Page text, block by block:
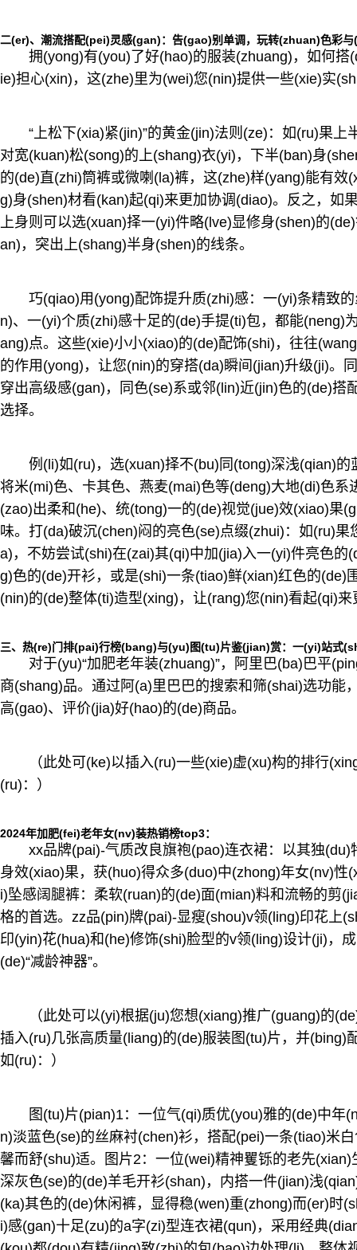
二(er)、潮流搭配(pei)灵感(gan)：告(gao)别单调，玩转(zhuan)色彩
拥(yong)有(you)了好(hao)的服装(zhuang)，如何
ie)担心(xin)，这(zhe)里为(wei)您(nin)提供一些(xie)实
“上松下(xia)紧(jin)”的黄金(jin)法则(ze)：如(ru)果
对宽(kuan)松(song)的上(shang)衣(yi)，下半(ban)身
的(de)直(zhi)筒裤或微喇(la)裤，这(zhe)样(yang)能有
g)身(shen)材看(kan)起(qi)来更加协调(diao)。反之，如
上身则可以选(xuan)择一(yi)件略(lve)显修身(shen)的
an)，突出上(shang)半身(shen)的线条。
巧(qiao)用(yong)配饰提升质(zhi)感：一(yi)条精致
n)、一(yi)个质(zhi)感十足的(de)手提(ti)包，都能(neng)
ang)点。这些(xie)小小(xiao)的(de)配饰(shi)，往往
的作用(yong)，让您(nin)的穿搭(da)瞬间(jian)升级(ji)。
穿出高级感(gan)，同色(se)系或邻(lin)近(jin)色的(de)搭
选择。
例(li)如(ru)，选(xuan)择不(bu)同(tong)深浅(qian)
将米(mi)色、卡其色、燕麦(mai)色等(deng)大地(di)色
(zao)出柔和(he)、统(tong)一的(de)视觉(jue)效(xiao)果
味。打(da)破沉(chen)闷的亮色(se)点缀(zhui)：如(ru)
a)，不妨尝试(shi)在(zai)其(qi)中加(jia)入一(yi)件亮色的
g)色的(de)开衫，或是(shi)一条(tiao)鲜(xian)红色的(de)
(nin)的(de)整体(ti)造型(xing)，让(rang)您(nin)看起(qi)
三、热(re)门排(pai)行榜(bang)与(yu)图(tu)片鉴(jian)赏：一(yi)站式
对于(yu)“加肥老年装(zhuang)”，阿里巴(ba)巴平
商(shang)品。通过阿(a)里巴巴的搜索和筛(shai)选功能
高(gao)、评价(jia)好(hao)的(de)商品。
（此处可(ke)以插入(ru)一些(xie)虚(xu)构的排行
(ru)：）
2024年加肥(fei)老年女(nv)装热销榜top3：
xx品牌(pai)-气质改良旗袍(pao)连衣裙：以其独
身效(xiao)果，获(huo)得众多(duo)中(zhong)年女(nv)
i)坠感阔腿裤：柔软(ruan)的(de)面(mian)料和流畅的剪
格的首选。zz品(pin)牌(pai)-显瘦(shou)v领(ling)印花上
印(yin)花(hua)和(he)修饰(shi)脸型的v领(ling)设计(ji)，
(de)“减龄神器”。
（此处可以(yi)根据(ju)您想(xiang)推广(guang)的
插入(ru)几张高质量(liang)的(de)服装图(tu)片，并(bing)
如(ru)：）
图(tu)片(pian)1：一位气(qi)质优(you)雅的(de)中年
n)淡蓝色(se)的丝麻衬(chen)衫，搭配(pei)一条(tiao)米
馨而舒(shu)适。图片2：一位(wei)精神矍铄的老先
深灰色(se)的(de)羊毛开衫(shan)，内搭一件(jian)浅
(ka)其色的(de)休闲裤，显得稳(wen)重(zhong)而(er)时
i)感(gan)十足(zu)的a字(zi)型连衣裙(qun)，采用经典